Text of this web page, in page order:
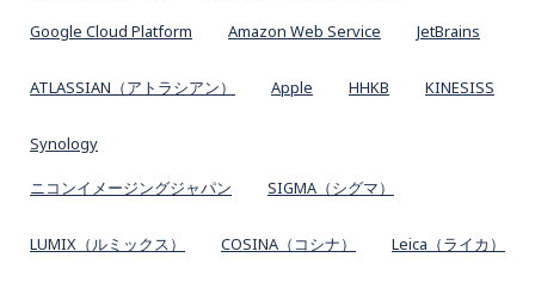
Google Cloud Platform Amazon Web Service JetBrains
ATLASSIAN（アトラシアン） Apple HHKB KINESISS
Synology
ニコンイメージングジャパン SIGMA（シグマ）
LUMIX（ルミックス） COSINA（コシナ） Leica（ライカ）